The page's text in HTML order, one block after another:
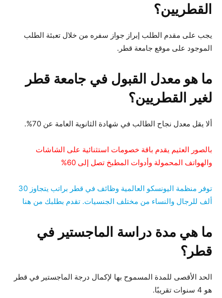
القطريين؟
يجب على مقدم الطلب إبراز جواز سفره من خلال تعبئة الطلب
الموجود على موقع جامعة قطر.
ما هو معدل القبول في جامعة قطر
لغير القطريين؟
ألا يقل معدل نجاح الطالب في شهادة الثانوية العامة عن 70%.
بالصور العثيم يقدم باقة خصومات استثنائية على الشاشات
والهواتف المحمولة وأدوات المطبخ تصل إلى 60%
توفر منظمة اليونسكو العالمية وظائف في قطر براتب يتجاوز 30
ألف للرجال والنساء من مختلف الجنسيات. تقدم بطلبك من هنا
ما هي مدة دراسة الماجستير في
قطر؟
الحد الأقصى للمدة المسموح بها لإكمال درجة الماجستير في قطر
هو 4 سنوات تقريبًا.